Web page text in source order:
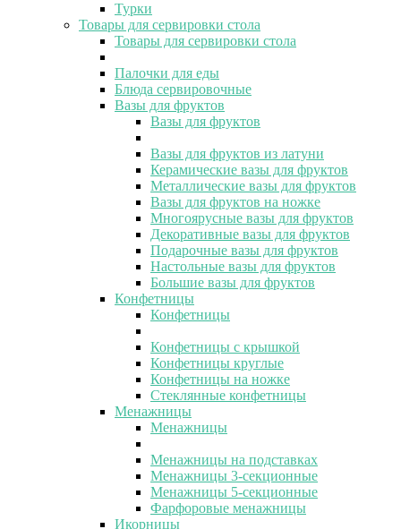
Турки
Товары для сервировки стола
Товары для сервировки стола
Палочки для еды
Блюда сервировочные
Вазы для фруктов
Вазы для фруктов
Вазы для фруктов из латуни
Керамические вазы для фруктов
Металлические вазы для фруктов
Вазы для фруктов на ножке
Многоярусные вазы для фруктов
Декоративные вазы для фруктов
Подарочные вазы для фруктов
Настольные вазы для фруктов
Большие вазы для фруктов
Конфетницы
Конфетницы
Конфетницы с крышкой
Конфетницы круглые
Конфетницы на ножке
Стеклянные конфетницы
Менажницы
Менажницы
Менажницы на подставках
Менажницы 3-секционные
Менажницы 5-секционные
Фарфоровые менажницы
Икорницы